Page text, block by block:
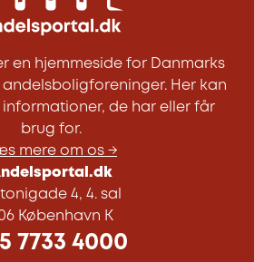
en hjemmeside for Danmarks
Her kan
de har eller får
brug for.
mere om os →
4, 4. sal
København K
7733 4000